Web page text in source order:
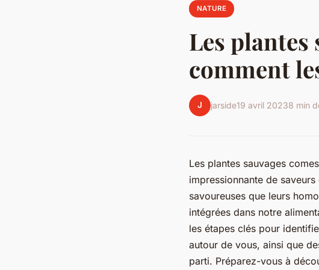
NATURE
Les plantes
comment
J jarside19 avril 20238 min
Les plantes sauvages
impressionnante de
savoureuses que leurs
intégrées dans notre
les étapes clés pour
autour de vous, ainsi que
parti. Préparez-vous à